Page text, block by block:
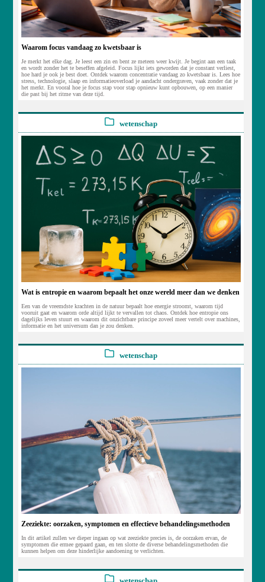
Waarom focus vandaag zo kwetsbaar is
Je merkt het elke dag. Je leest een zin en bent ze meteen weer kwijt. Je begint aan een taak
en wordt zonder het te beseffen afgeleid. Focus lijkt iets geworden dat je constant verliest,
hoe hard je ook je best doet. Ontdek waarom concentratie vandaag zo kwetsbaar is. Lees hoe
stress, technologie, slaap en informatieoverload je aandacht ondergraven, vaak zonder dat je
het merkt. En vooral hoe je focus stap voor stap opnieuw kunt opbouwen, op een manier
die past bij het ritme van deze tijd.
wetenschap
Wat is entropie en waarom bepaalt het onze wereld meer dan we denken
Een van de vreemdste krachten in de natuur bepaalt hoe energie stroomt, waarom tijd
vooruit gaat en waarom orde altijd lijkt te vervallen tot chaos. Ontdek hoe entropie ons
dagelijks leven stuurt en waarom dit onzichtbare principe zoveel meer vertelt over machines,
informatie en het universum dan je zou denken.
wetenschap
Zeeziekte: oorzaken, symptomen en effectieve behandelingsmethoden
In dit artikel zullen we dieper ingaan op wat zeeziekte precies is, de oorzaken ervan, de
symptomen die ermee gepaard gaan, en ten slotte de diverse behandelingsmethoden die
kunnen helpen om deze hinderlijke aandoening te verlichten.